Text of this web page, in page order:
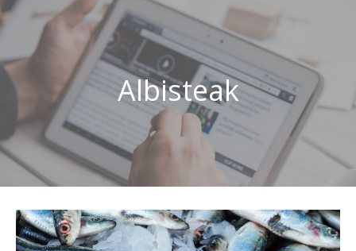
Albisteak